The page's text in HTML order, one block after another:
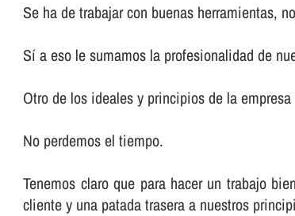
Se ha de trabajar con buenas herramientas,
Sí­ a eso le sumamos la profesionalidad de
Otro de los ideales y principios de la
No perdemos el tiempo.
Tenemos claro que para hacer un trabajo
cliente y una patada trasera a nuestros